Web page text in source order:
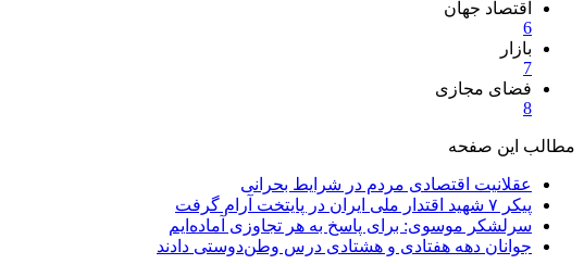
اقتصاد جهان
6
بازار
7
فضای مجازی
8
مطالب این صفحه
عقلانیت اقتصادی مردم در شرایط بحرانی
پیکر ۷ شهید اقتدار ملی ایران در پایتخت آرام گرفت
سرلشکر موسوی: برای پاسخ به هر تجاوزی آماده‌ایم
جوانان دهه هفتادی و هشتادی درس وطن‌دوستی دادند